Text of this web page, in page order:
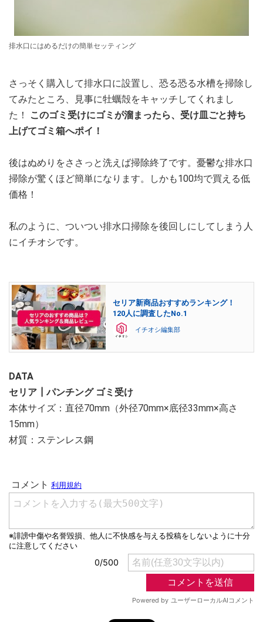
排水口にはめるだけの簡単セッティング
さっそく購入して排水口に設置し、恐る恐る水槽を掃除し
てみたところ、見事に牡蠣殻をキャッチしてくれまし
た！
このゴミ受けにゴミが溜まったら、受け皿ごと持ち
上げてゴミ箱へポイ！
後はぬめりをささっと洗えば掃除終了です。憂鬱な排水口
掃除が驚くほど簡単になります。しかも100均で買える低
価格！
私のように、ついつい排水口掃除を後回しにしてしまう人
にイチオシです。
セリア新商品おすすめランキング！
120人に調査したNo.1
イチオシ編集部
DATA
セリア┃パンチング ゴミ受け
本体サイズ：直径70mm（外径70mm×底径33mm×高さ
15mm）
材質：ステンレス鋼